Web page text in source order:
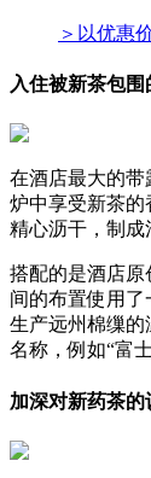
＞以优惠
入住被新茶包围
在酒店最大的带
炉中享受新茶的
精心沥干，制成
搭配的是酒店
间的布置使用
生产远州棉缫的
名称，例如“富
加深对新药茶的